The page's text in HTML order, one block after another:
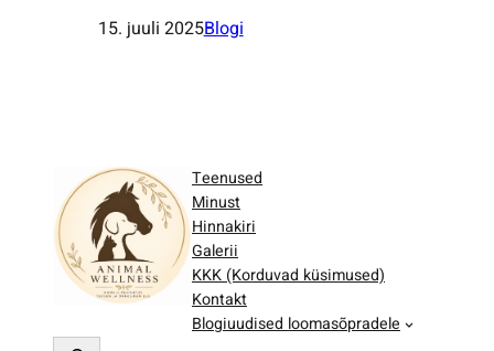
15. juuli 2025Blogi
Teenused
Minust
Hinnakiri
Galerii
KKK (Korduvad küsimused)
Kontakt
Blogiuudised loomasõpradele